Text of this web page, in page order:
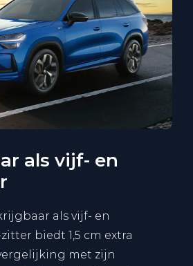
als vijf- en
als vijf- en
biedt 1,5 cm extra
met zijn